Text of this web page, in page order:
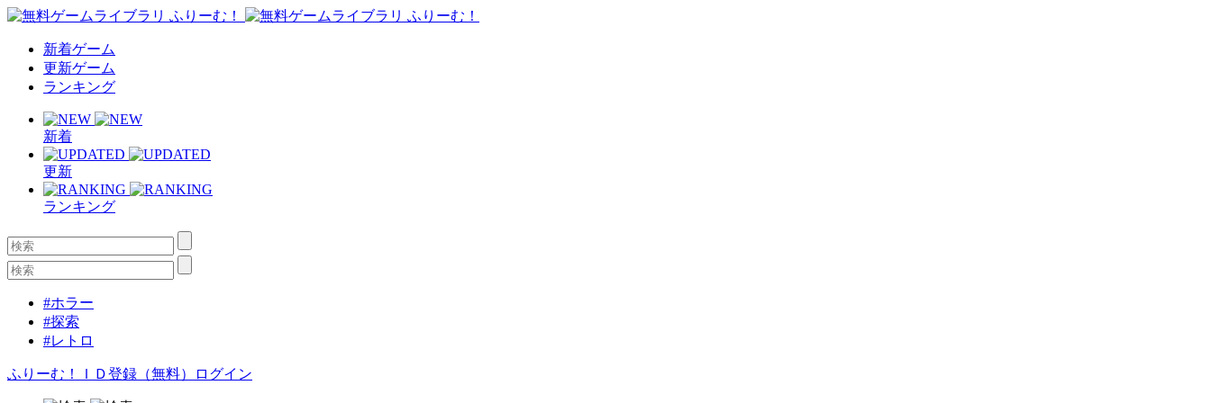
新着ゲーム
更新ゲーム
ランキング
新着
更新
ランキング
#ホラー
#探索
#レトロ
ふりーむ！ＩＤ登録（無料） ログイン